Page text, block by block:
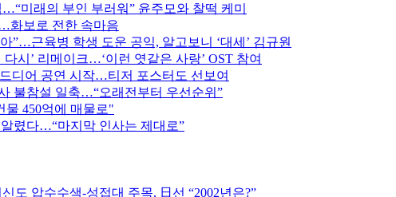
미래의 부인 부러워” 윤주모와 찰떡 케미
화보로 전한 속마음
”…근육병 학생 도운 공익, 알고보니 ‘대세’ 김규원
시’ 리메이크…‘이런 엿같은 사랑’ OST 참여
드디어 공연 시작…티저 포스터도 선보여
불참설 일축…“오래전부터 우선순위”
물 450억에 매물로"
렸다…“마지막 인사는 제대로”
도 압수수색-성접대 주목, 日선 “2002년은?”